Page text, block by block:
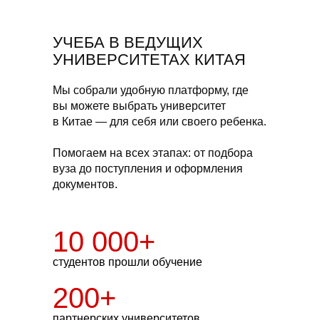
200+
10 000+
студентов прошли обучение
Мы собрали удобную платформу, где
вы можете выбрать университет
в Китае — для себя или своего ребенка.
Помогаем на всех этапах: от подбора
вуза до поступления и оформления
документов.
УЧЕБА В ВЕДУЩИХ
УНИВЕРСИТЕТАХ КИТАЯ